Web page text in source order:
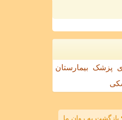
پزشک
بیمارستان
بازگشت به روان ما